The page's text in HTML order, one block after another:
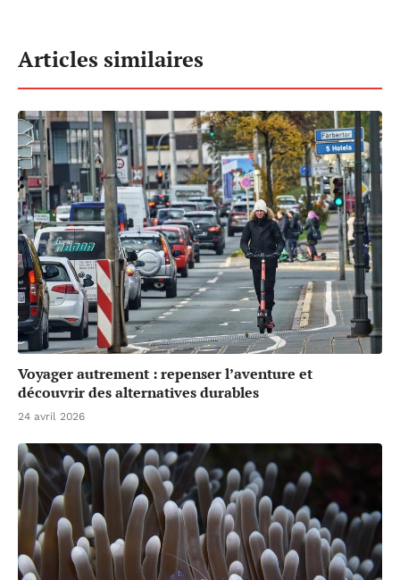
Articles similaires
Voyager autrement : repenser l’aventure et
découvrir des alternatives durables
24 avril 2026